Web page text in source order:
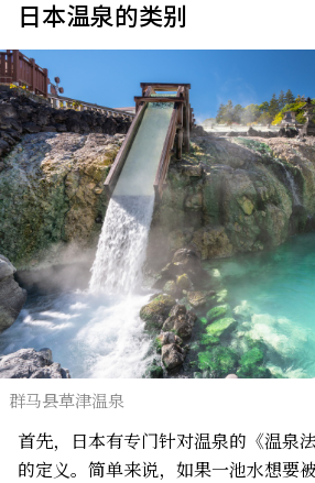
日本温泉的类别
群马县草津温泉
首先，日本有专门针对温泉的《温泉
的定义。简单来说，如果一池水想要